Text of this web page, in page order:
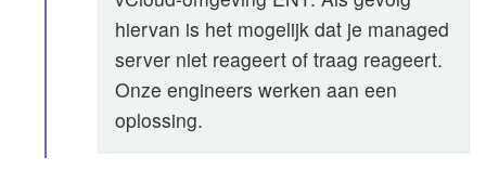
hiervan is het mogelijk dat je managed
server niet reageert of traag reageert.
Onze engineers werken aan een
oplossing.